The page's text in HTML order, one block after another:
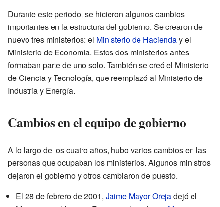
Durante este periodo, se hicieron algunos cambios
importantes en la estructura del gobierno. Se crearon de
nuevo tres ministerios: el Ministerio de Hacienday el
Ministerio de Economía. Estos dos ministerios antes
formaban parte de uno solo. También se creó el Ministerio
de Ciencia y Tecnología, que reemplazó al Ministerio de
Industria y Energía.
Cambios en el equipo de gobierno
A lo largo de los cuatro años, hubo varios cambios en las
personas que ocupaban los ministerios. Algunos ministros
dejaron el gobierno y otros cambiaron de puesto.
El 28 de febrero de 2001, Jaime Mayor Orejadejó el